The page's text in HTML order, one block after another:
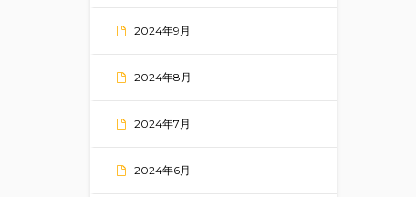
2024年9月
2024年8月
2024年7月
2024年6月